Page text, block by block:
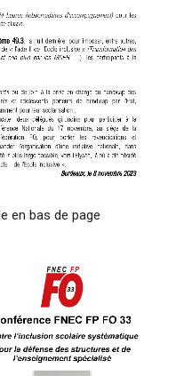
en bas de page